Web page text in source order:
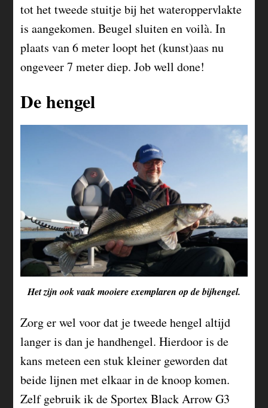
tot het tweede stuitje bij het wateroppervlakte
is aangekomen. Beugel sluiten en voilà. In
plaats van 6 meter loopt het (kunst)aas nu
ongeveer 7 meter diep. Job well done!
De hengel
Het zijn ook vaak mooiere exemplaren op de bijhengel.
Zorg er wel voor dat je tweede hengel altijd
langer is dan je handhengel. Hierdoor is de
kans meteen een stuk kleiner geworden dat
beide lijnen met elkaar in de knoop komen.
Zelf gebruik ik de Sportex Black Arrow G3